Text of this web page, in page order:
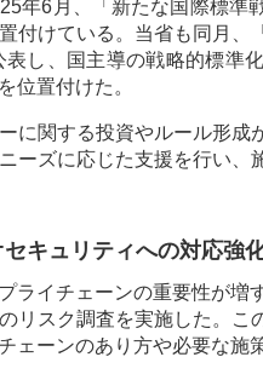
年6月、「新たな国際標準
付けている。当省も同月、
し、国主導の戦略的標準
位置付けた。
に関する投資やルール形成
ーズに応じた支援を行い、
キュリティへの対応強
ライチェーンの重要性が増
リスク調査を実施した。こ
ェーンのあり方や必要な施